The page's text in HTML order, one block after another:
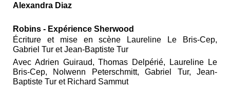
Alexandra Diaz
Robins - Expérience Sherwood
Écriture et mise en scène Laureline Le Bris-Cep,
Gabriel Tur et Jean-Baptiste Tur
Avec Adrien Guiraud, Thomas Delpérié, Laureline Le
Bris-Cep, Nolwenn Peterschmitt, Gabriel Tur, Jean-
Baptiste Tur et Richard Sammut